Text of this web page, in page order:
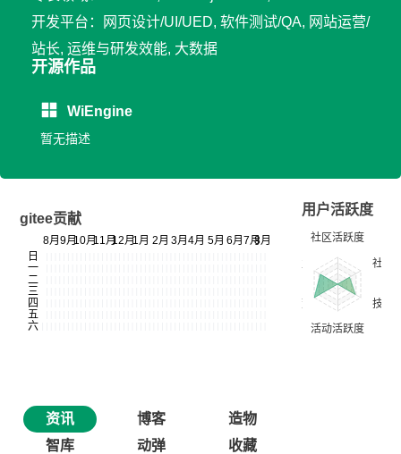
开发平台：网页设计/UI/UED, 软件测试/QA, 网站运营/
站长, 运维与研发效能, 大数据
开源作品
WiEngine
暂无描述
gitee贡献
用户活跃度
资讯 博客
造物
智库
动弹
收藏